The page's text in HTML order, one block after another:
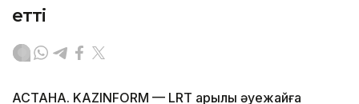
етті
АСТАНА. KAZINFORM — LRT арқылы әуежайға